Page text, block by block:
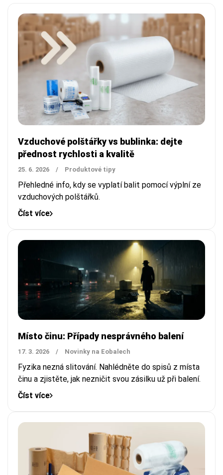
Vzduchové polštářky vs bublinka: dejte
přednost rychlosti a kvalitě
25. 6. 2026 / Produktové tipy
Přehledné info, kdy se vyplatí balit pomocí výplní ze
vzduchových polštářků.
Číst více
Místo činu: Případy nesprávného balení
17. 3. 2026 / Novinky na Eobalech
Fyzika nezná slitování. Nahlédněte do spisů z místa
činu a zjistěte, jak nezničit svou zásilku už při balení.
Číst více